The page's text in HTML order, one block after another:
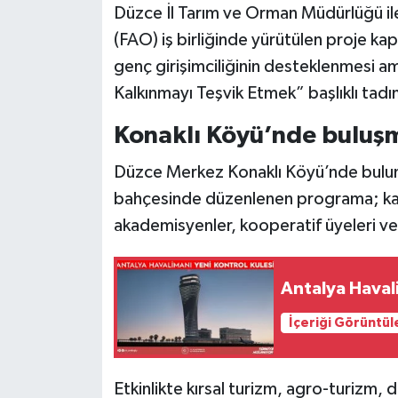
Düzce İl Tarım ve Orman Müdürlüğü
(FAO) iş birliğinde yürütülen proje
genç girişimciliğinin desteklenmesi
Kalkınmayı Teşvik Etmek” başlıklı
Konaklı Köyü’nde
Düzce Merkez Konaklı Köyü’nde
bahçesinde düzenlenen programa;
akademisyenler, kooperatif üyeleri ve
Antalya
İçeriği
Etkinlikte kırsal turizm, agro-turizm,
Televizyon
Yaşam-Çevre